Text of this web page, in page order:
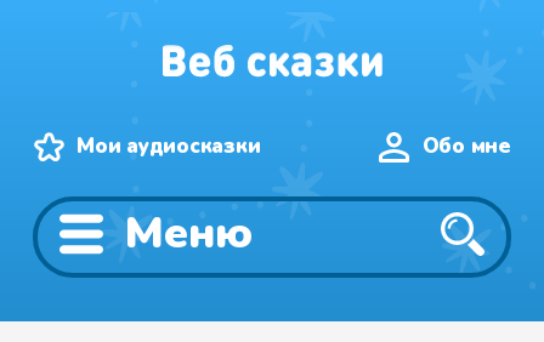
Мои аудиосказки Обо мне
Меню